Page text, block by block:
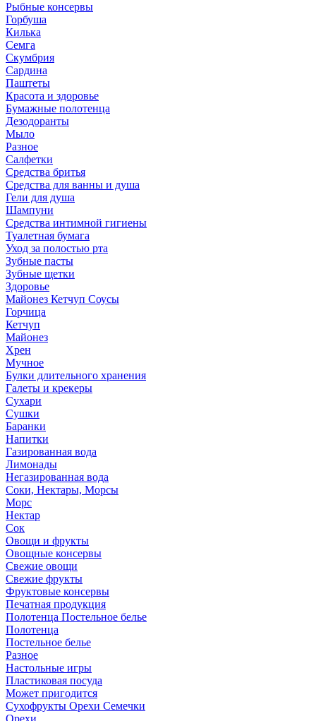
Рыбные консервы
Горбуша
Килька
Семга
Скумбрия
Сардина
Паштеты
Красота и здоровье
Бумажные полотенца
Дезодоранты
Мыло
Разное
Салфетки
Средства бритья
Средства для ванны и душа
Гели для душа
Шампуни
Средства интимной гигиены
Туалетная бумага
Уход за полостью рта
Зубные пасты
Зубные щетки
Здоровье
Майонез Кетчуп Соусы
Горчица
Кетчуп
Майонез
Хрен
Мучное
Булки длительного хранения
Галеты и крекеры
Сухари
Сушки
Баранки
Напитки
Газированная вода
Лимонады
Негазированная вода
Соки, Нектары, Морсы
Морс
Нектар
Сок
Овощи и фрукты
Овощные консервы
Свежие овощи
Свежие фрукты
Фруктовые консервы
Печатная продукция
Полотенца Постельное белье
Полотенца
Постельное белье
Разное
Настольные игры
Пластиковая посуда
Может пригодится
Сухофрукты Орехи Семечки
Орехи